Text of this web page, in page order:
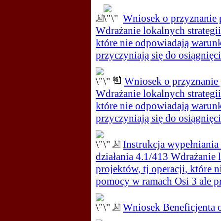
Wniosek o przyznanie
Wdrażanie lokalnych
które nie odpowiadają
przyczyniają się do
Wniosek o przyznanie
Wdrażanie lokalnych
które nie odpowiadają
przyczyniają się do
Instrukcja
działania 4.1/413
projektów, tj operacji, które
pomocy w ramach Osi 3 ale
Wniosek Beneficjenta